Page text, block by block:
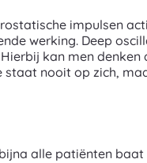
impulsen
werking. Deep
kan men denken
nooit op zich,
alle patiënten baat